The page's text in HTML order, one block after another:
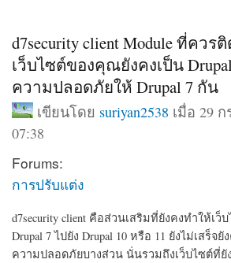
d7security client Module ที่ควร
เว็บไซต์ของคุณยังคงเป็น
ความปลอดภัยให้ Drupal 7 กัน
เขียนโดย suriyan2538 เมื่อ 29
07:38
Forums:
การปรับแต่ง
d7security client คือส่วนเสริมที่ยังคงทำให้เว็
Drupal 7 ไปยัง Drupal 10 หรือ 11 ยังไม่เสร็จ
ความปลอดภัยบางส่วน นั่นรวมถึงเว็บไซต์ที่ยั